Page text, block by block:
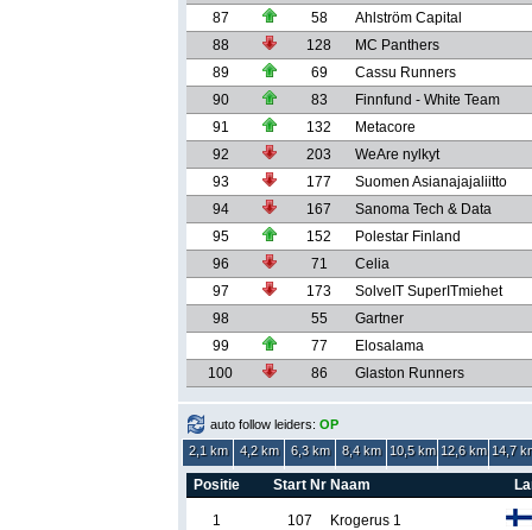
87
58
Ahlström Capital
88
128
MC Panthers
89
69
Cassu Runners
90
83
Finnfund - White Team
91
132
Metacore
92
203
WeAre nylkyt
93
177
Suomen Asianajajaliitto
94
167
Sanoma Tech & Data
95
152
Polestar Finland
96
71
Celia
97
173
SolveIT SuperITmiehet
98
55
Gartner
99
77
Elosalama
100
86 Glaston Runners
auto follow leiders: OP
2,1 km
4,2 km 6,3 km 8,4 km 10,5 km 12,6 km 14,7
Positie Start Nr Naam
1 107 Krogerus 1